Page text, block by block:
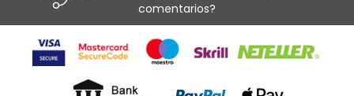
comentarios?